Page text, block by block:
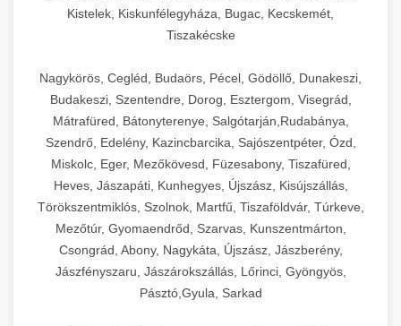
Kistelek, Kiskunfélegyháza, Bugac, Kecskemét,
Tiszakécske
Nagykörös, Cegléd, Budaörs, Pécel, Gödöllő, Dunakeszi,
Budakeszi, Szentendre, Dorog, Esztergom, Visegrád,
Mátrafüred, Bátonyterenye, Salgótarján,Rudabánya,
Szendrő, Edelény, Kazincbarcika, Sajószentpéter, Ózd,
Miskolc, Eger, Mezőkövesd, Füzesabony, Tiszafüred,
Heves, Jászapáti, Kunhegyes, Újszász, Kisújszállás,
Törökszentmiklós, Szolnok, Martfű, Tiszaföldvár, Túrkeve,
Mezőtúr, Gyomaendrőd, Szarvas, Kunszentmárton,
Csongrád, Abony, Nagykáta, Újszász, Jászberény,
Jászfényszaru, Jászárokszállás, Lőrinci, Gyöngyös,
Pásztó,Gyula, Sarkad